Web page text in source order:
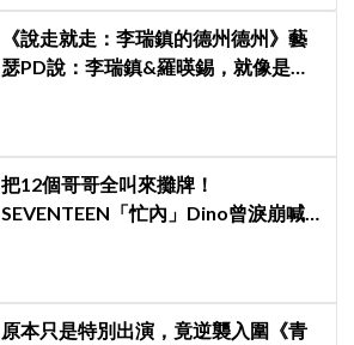
《說走就走：李瑞鎮的德州德州》藝
瑟PD說：李瑞鎮&羅暎錫，就像是浪
把12個哥哥全叫來攤牌！
SEVENTEEN「忙內」Dino曾淚崩喊
原本只是特別出演，竟逆襲入圍《青